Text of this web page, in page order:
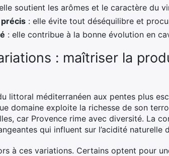
soutient les arômes et le caractère du
: elle évite tout déséquilibre et
: elle contribue à la bonne évolution en
: maîtriser la
littoral méditerranéen aux pentes plus
domaine exploite la richesse de son
car Provence rime avec diversité. La
qui influent sur l’acidité naturelle
à ces variations. Certains optent pour